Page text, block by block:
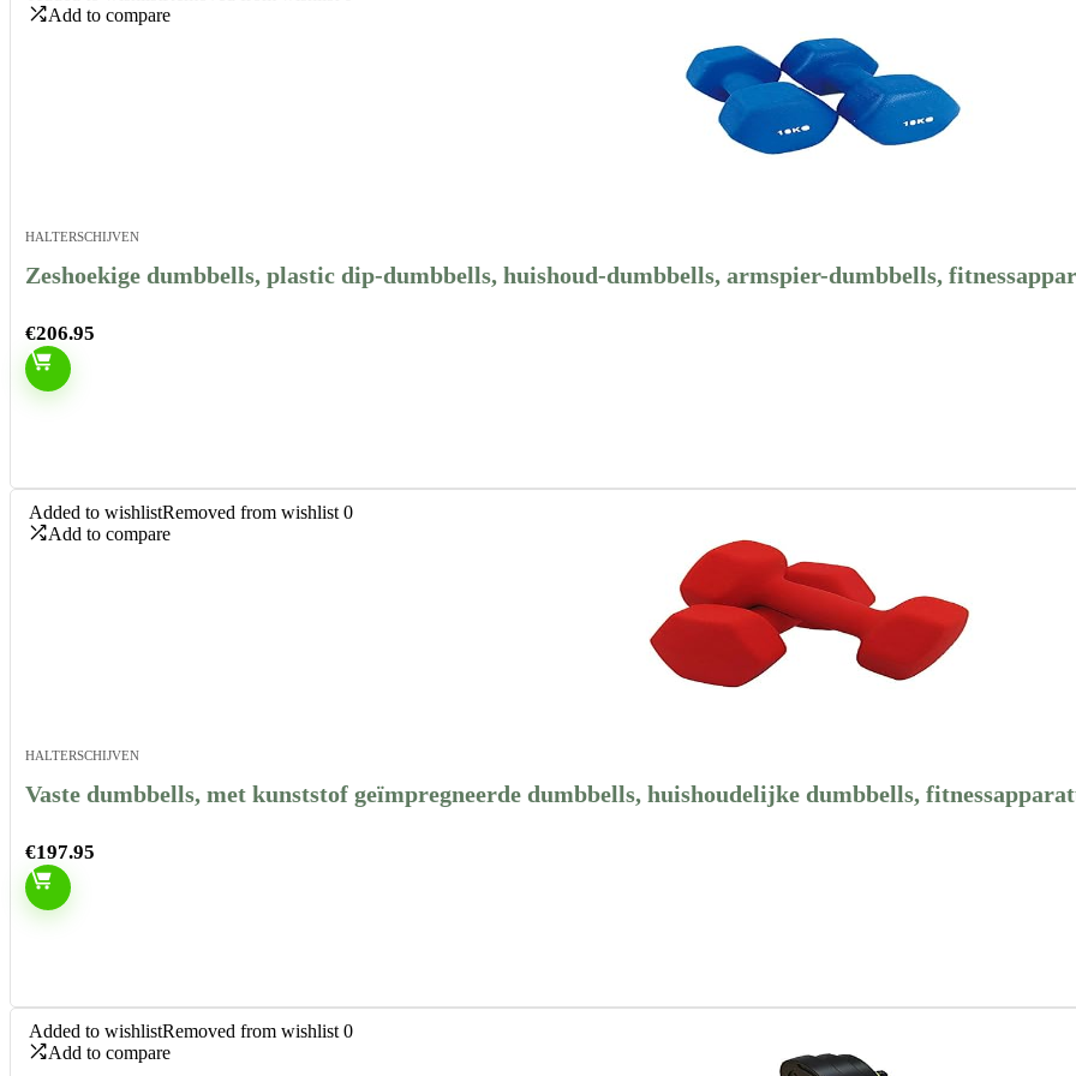
Add to compare
HALTERSCHIJVEN
Zeshoekige dumbbells, plastic dip-dumbbells, huishoud-dumbbells, armspier-dumbbells,
€206.95
Added to wishlistRemoved from wishlist 0
Add to compare
HALTERSCHIJVEN
Vaste dumbbells, met kunststof geïmpregneerde dumbbells, huishoudelijke dumbbells,
€197.95
Added to wishlistRemoved from wishlist 0
Add to compare